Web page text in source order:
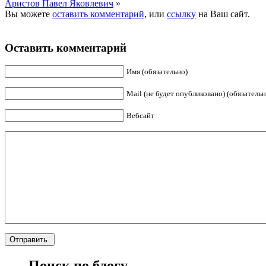
Аристов Павел Яковлевич »
Вы можете оставить комментарий, или ссылку на Ваш сайт.
Оставить комментарий
Имя (обязательно)
Mail (не будет опубликовано)
Вебсайт